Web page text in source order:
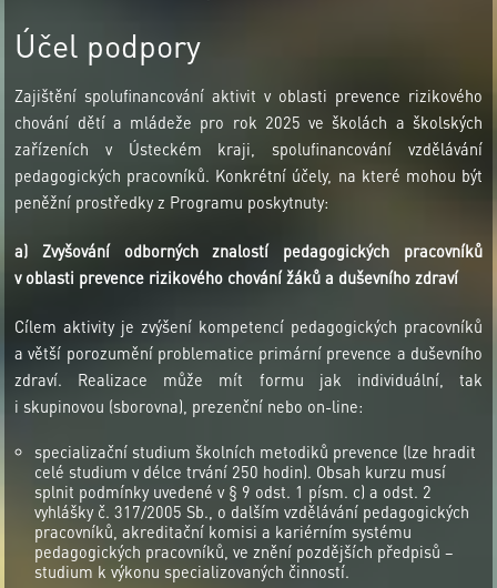
Účel podpory
Zajištění spolufinancování aktivit v oblasti prevence rizikového
chování dětí a mládeže pro rok 2025 ve školách a školských
zařízeních v Ústeckém kraji, spolufinancování vzdělávání
pedagogických pracovníků. Konkrétní účely, na které mohou být
peněžní prostředky z Programu poskytnuty:
a) Zvyšování odborných znalostí pedagogických pracovníků
v oblasti prevence rizikového chování žáků a duševního zdraví
Cílem aktivity je zvýšení kompetencí pedagogických pracovníků
a větší porozumění problematice primární prevence a duševního
zdraví. Realizace může mít formu jak individuální, tak
i skupinovou (sborovna), prezenční nebo on-line:
specializační studium školních metodiků prevence (lze hradit
celé studium v délce trvání 250 hodin). Obsah kurzu musí
splnit podmínky uvedené v § 9 odst. 1 písm. c) a odst. 2
vyhlášky č. 317/2005 Sb., o dalším vzdělávání pedagogických
pracovníků, akreditační komisi a kariérním systému
pedagogických pracovníků, ve znění pozdějších předpisů –
studium k výkonu specializovaných činností.